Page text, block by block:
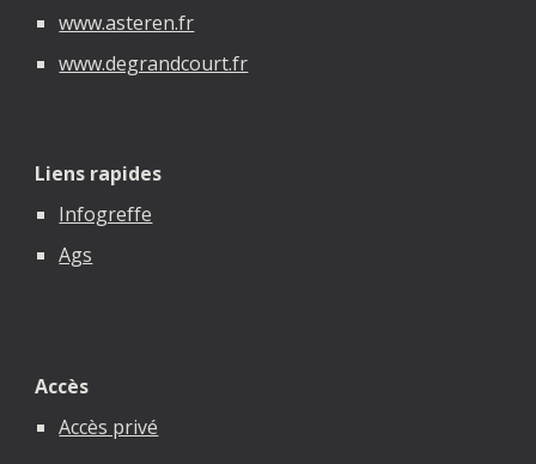
www.asteren.fr
www.degrandcourt.fr
Liens rapides
Infogreffe
Ags
Accès
Accès privé